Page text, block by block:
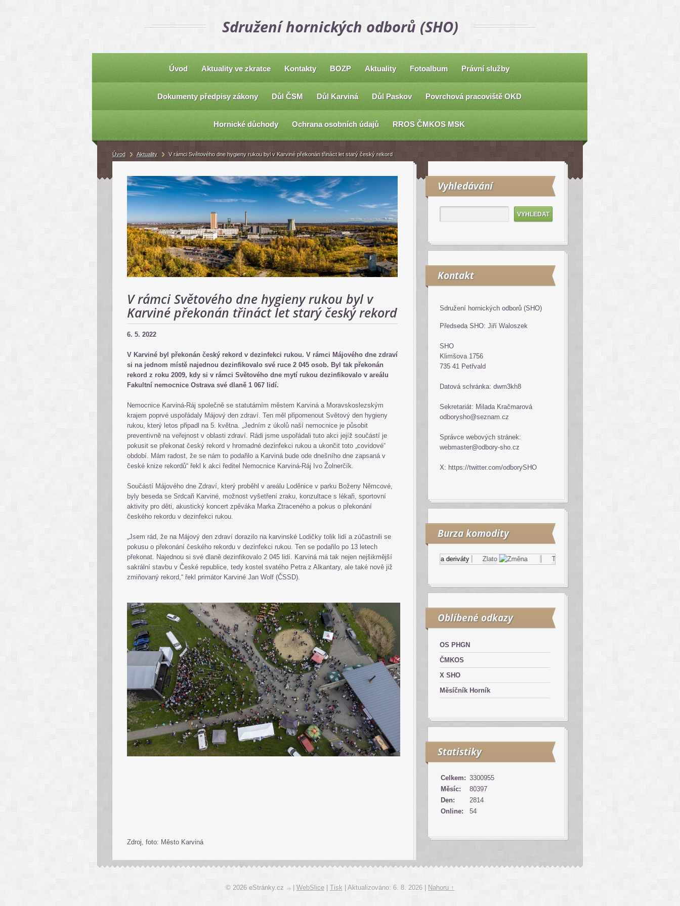
Sdružení hornických odborů (SHO)
Úvod Aktuality ve zkratce Kontakty BOZP Aktuality Fotoalbum Právní služby
Dokumenty předpisy zákony Důl ČSM Důl Karviná Důl Paskov Povrchová pracoviště OKD
Hornické důchody Ochrana osobních údajů RROS ČMKOS MSK
V rámci Světového dne hygieny rukou byl v
Karviné překonán třináct let starý český rekord
6. 5. 2022
V Karviné byl překonán český rekord v dezinfekci rukou. V rámci Májového dne zdraví
si na jednom místě najednou dezinfikovalo své ruce 2 045 osob. Byl tak překonán
rekord z roku 2009, kdy si v rámci Světového dne mytí rukou dezinfikovalo v areálu
Fakultní nemocnice Ostrava své dlaně 1 067 lidí.
Nemocnice Karviná-Ráj společně se statutárním městem Karviná a Moravskoslezským
krajem poprvé uspořádaly Májový den zdraví. Ten měl připomenout Světový den hygieny
rukou, který letos připadl na 5. května. „Jedním z úkolů naší nemocnice je působit
preventivně na veřejnost v oblasti zdraví. Rádi jsme uspořádali tuto akci jejíž součástí je
pokusit se překonat český rekord v hromadné dezinfekci rukou a ukončit toto „covidové“
období. Mám radost, že se nám to podařilo a Karviná bude ode dnešního dne zapsaná v
české knize rekordů“ řekl k akci ředitel Nemocnice Karviná-Ráj Ivo Žolnerčík.
Součástí Májového dne Zdraví, který proběhl v areálu Loděnice v parku Boženy Němcové,
byly beseda se Srdcaři Karviné, možnost vyšetření zraku, konzultace s lékaři, sportovní
aktivity pro děti, akustický koncert zpěváka Marka Ztraceného a pokus o překonání
českého rekordu v dezinfekci rukou.
„Jsem rád, že na Májový den zdraví dorazilo na karvinské Lodičky tolik lidí a zúčastnili se
pokusu o překonání českého rekordu v dezinfekci rukou. Ten se podařilo po 13 letech
překonat. Najednou si své dlaně dezinfikovalo 2 045 lidí. Karviná má tak nejen nejšikmější
sakrální stavbu v České republice, tedy kostel svatého Petra z Alkantary, ale také nově již
zmiňovaný rekord,“ řekl primátor Karviné Jan Wolf (ČSSD).
Zdroj, foto: Město Karviná
Vyhledávání
Kontakt
Sdružení hornických odborů (SHO)
Předseda SHO: Jiří Waloszek
SHO
Klimšova 1756
735 41 Petřvald
Datová schránka: dwm3kh8
Sekretariát: Milada Kračmarová
odborysho@seznam.cz
Správce webových stránek:
webmaster@odbory-sho.cz
X: https://twitter.com/odborySHO
Burza komodity
Kurzy.cz Komodity a deriváty Zlato Topný olej
Oblíbené odkazy
OS PHGN
ČMKOS
X SHO
Měsíčník Horník
Statistiky
Online: 54
Celkem: 3300955
Měsíc:
80397
Den:
2814
Úvod Aktuality V rámci Světového dne hygieny rukou byl v Karviné překonán třináct let starý český rekord
© 2026 eStránky.cz WebSlice Tisk Aktualizováno: 6. 8. 2026 Nahoru ↑